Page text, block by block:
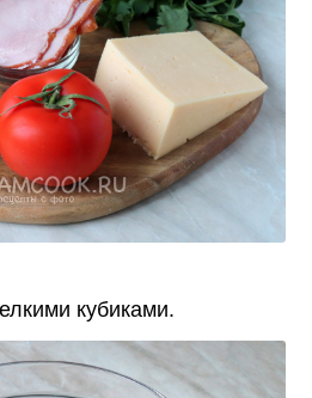
кубиками.